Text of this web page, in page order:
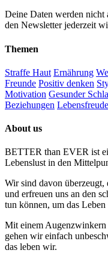
Deine Daten werden nicht
den Newsletter jederzeit
Themen
Straffe Haut Ernährung
Freunde Positiv denken
Motivation Gesunder
Beziehungen Lebensfreude
About us
BETTER than EVER ist
Lebenslust in den
Wir sind davon überzeugt,
und erfreuen uns an den
tun können, um das Leben
Mit einem
gehen wir einfach
das leben wir.